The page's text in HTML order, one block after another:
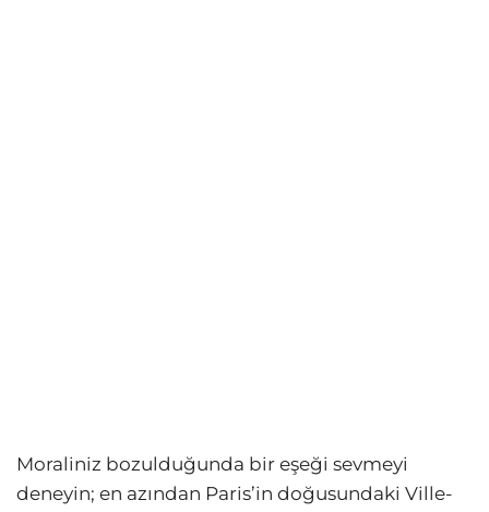
Moraliniz bozulduğunda bir eşeği sevmeyi
deneyin; en azından Paris’in doğusundaki Ville-